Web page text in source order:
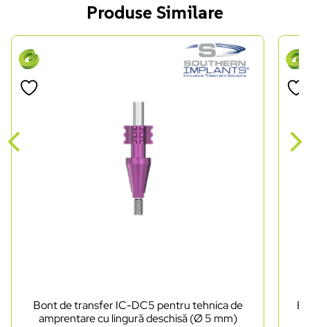
Produse Similare
Bont de transfer IC-DC5 pentru tehnica de
amprentare cu lingură deschisă (Ø 5 mm)